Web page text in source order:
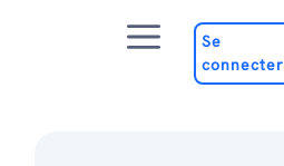
Menu
Se
connecter